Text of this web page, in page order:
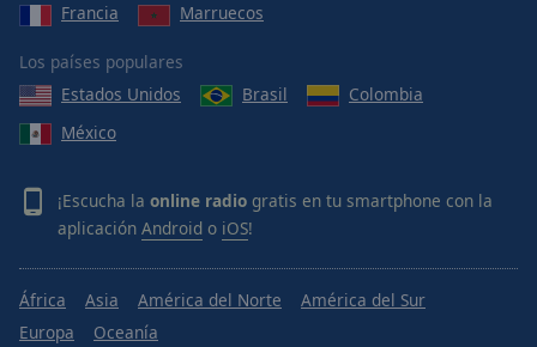
Francia
Marruecos
Los países populares
Estados Unidos
Brasil
Colombia
México
¡Escucha la online radio gratis en tu smartphone con la
aplicación Android o iOS!
África Asia América del Norte
América del Sur
Europa
Oceanía